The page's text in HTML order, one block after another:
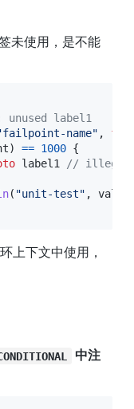
未使用，是不能
label1
name" ,
) == 1000 {
label1 // illegal
( "unit-test" , val
上下文中使用，
中注